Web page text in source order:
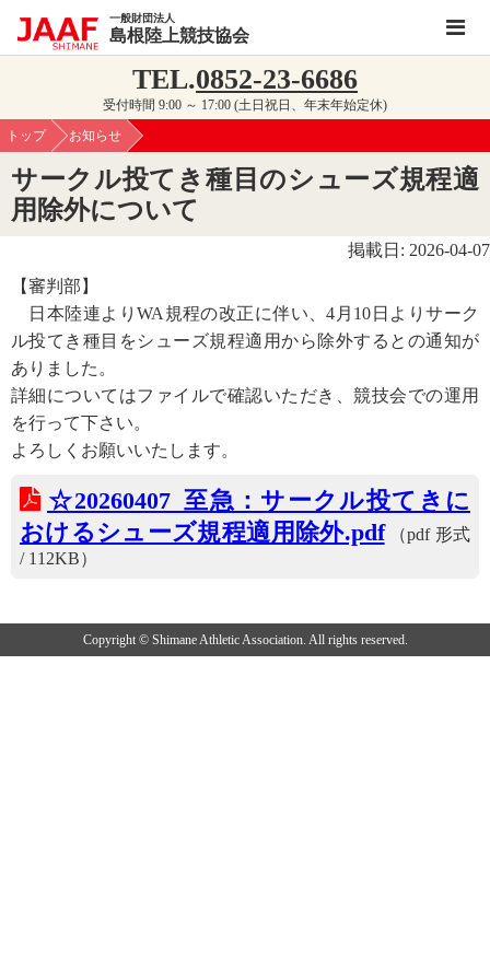
一般財団法人
島根陸上競技協会
TEL.0852-23-6686
受付時間 9:00 ～ 17:00 (土日祝日、年末年始定休)
トップ
お知らせ
サークル投てき種目のシューズ規程適
用除外について
掲載日: 2026-04-07
【審判部】
日本陸連よりWA規程の改正に伴い、4月10日よりサーク
ル投てき種目をシューズ規程適用から除外するとの通知が
ありました。
詳細についてはファイルで確認いただき、競技会での運用
を行って下さい。
よろしくお願いいたします。
☆20260407_至急：サークル投てきに
おけるシューズ規程適用除外.pdf（pdf 形式
/ 112KB）
Copyright © Shimane Athletic Association. All rights reserved.